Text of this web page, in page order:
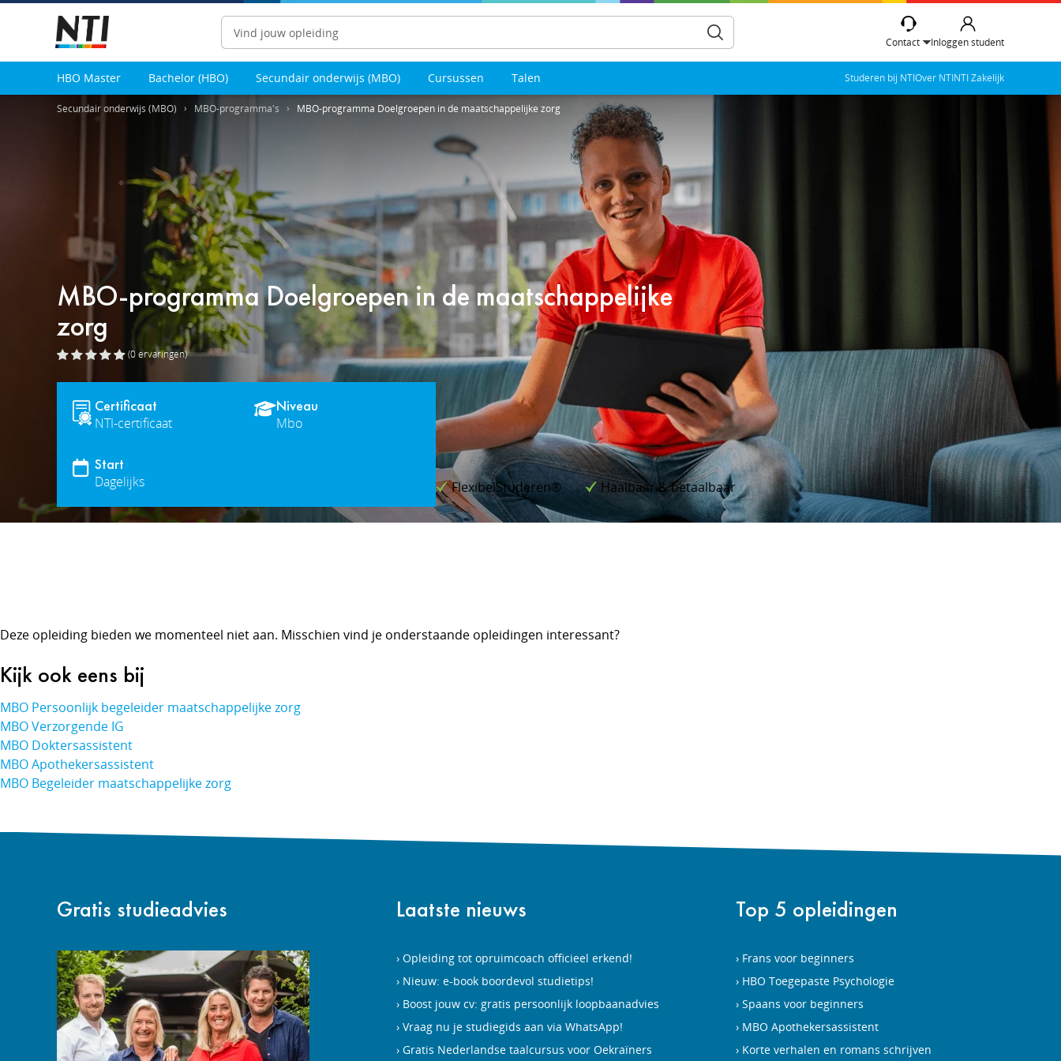
Zoeken
Contact Inloggen student
HBO Master Bachelor (HBO) Secundair onderwijs (MBO) Cursussen Talen Studeren bij NTIOver NTINTI Zakelijk
Secundair onderwijs (MBO) MBO-programma's MBO-programma Doelgroepen in de maatschappelijke zorg
MBO-programma Doelgroepen in de maatschappelijke
zorg
(0ervaringen)
Certificaat
NTI-certificaat
Niveau
Mbo
Start
Dagelijks FlexibelStuderen® Haalbaar & betaalbaar
Deze opleiding bieden we momenteel niet aan. Misschien vind je onderstaande opleidingen interessant?
Kijk ook eens bij
MBO Persoonlijk begeleider maatschappelijke zorg
MBO Verzorgende IG
MBO Doktersassistent
MBO Apothekersassistent
MBO Begeleider maatschappelijke zorg
Gratis studieadvies Laatste nieuws
Opleiding tot opruimcoach officieel erkend!
Nieuw: e-book boordevol studietips!
Boost jouw cv: gratis persoonlijk loopbaanadvies
Vraag nu je studiegids aan via WhatsApp!
Gratis Nederlandse taalcursus voor Oekraïners
Top 5 opleidingen
Frans voor beginners
HBO Toegepaste Psychologie
Spaans voor beginners
MBO Apothekersassistent
Korte verhalen en romans schrijven